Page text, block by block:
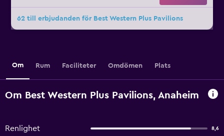
62 till erbjudanden för Best Western Plus Pavilions
Om Rum Faciliteter Omdömen Plats
Om Best Western Plus Pavilions, Anaheim
Renlighet 8,6